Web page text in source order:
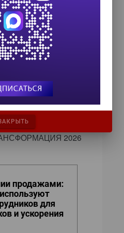
конгресс
2026
2026
2026
продажами:
для
и ускорения